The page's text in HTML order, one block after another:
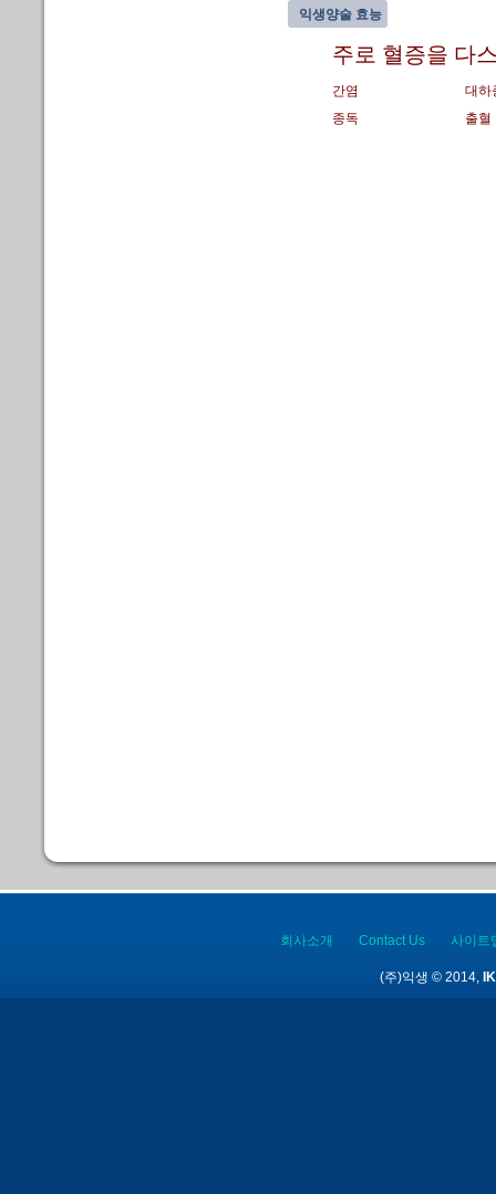
익생양술 효능
주로 혈증을 다
간염
대하
종독
출혈
회사소개 Contact Us 사이트
(주)익생 © 2014,